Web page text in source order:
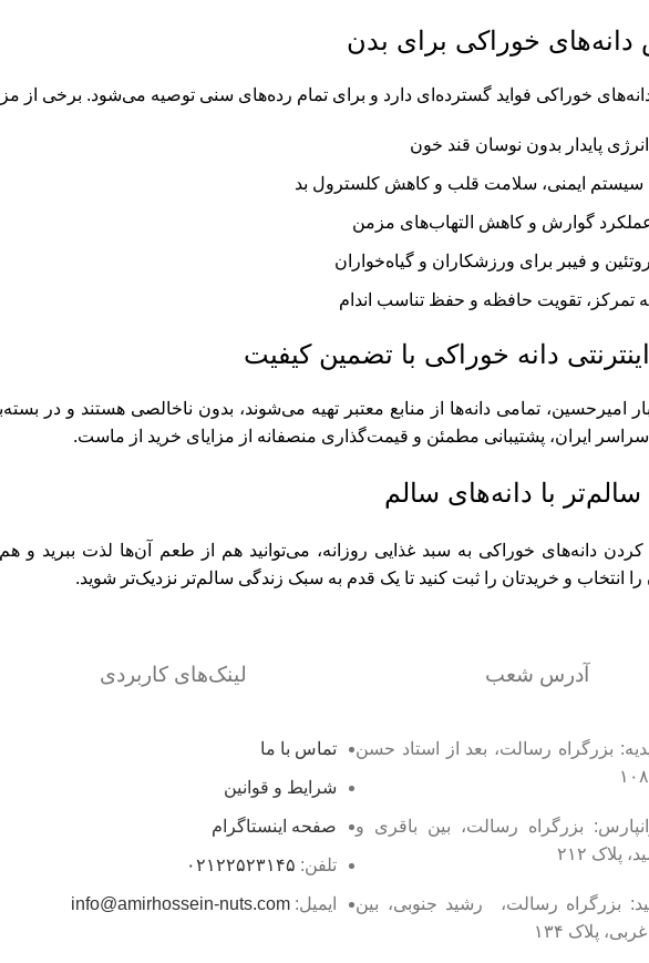
خوراکی برای بدن
خوراکی فواید گسترده‌ای دارد و برای تمام رده‌های سنی توصیه می‌شود. برخی از
پایدار بدون نوسان قند خون
سیستم ایمنی، سلامت قلب و کاهش کلسترول بد
عملکرد گوارش و کاهش التهاب‌های مزمن
و فیبر برای ورزشکاران و گیاه‌خواران
تمرکز، تقویت حافظه و حفظ تناسب اندام
دانه خوراکی با تضمین کیفیت
امیرحسین، تمامی دانه‌ها از منابع معتبر تهیه می‌شوند، بدون ناخالصی هستند و در
ایران، پشتیبانی مطمئن و قیمت‌گذاری منصفانه از مزایای خرید از ماست.
سالم‌تر با دانه‌های سالم
کردن دانه‌های خوراکی به سبد غذایی روزانه، می‌توانید هم از طعم آن‌ها لذت ببرید و
را انتخاب و خریدتان را ثبت کنید تا یک قدم به سبک زندگی سالم‌تر نزدیک‌تر شوید.
آدرس شعب
بزرگراه رسالت، بعد از استاد حسن
بزرگراه رسالت، بین باقری و
پلاک ۲۱۲
بزرگراه رسالت، رشید جنوبی، بین
لینک‌های کاربردی
تماس با ما
شرایط و قوانین
صفحه اینستاگرام
تلفن: ۰۲۱۲۲۵۲۳۱۴۵
ایمیل: info@amirhossein-nuts.com